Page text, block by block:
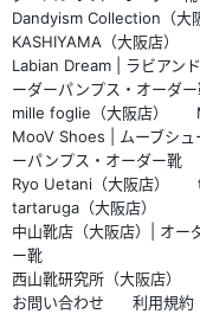
Dandyism Collection（大
KASHIYAMA（大阪店）
Labian Dream | ラビアン
ーダーパンプス・オーダ
mille foglie（大阪店）
MooV Shoes | ムーブシュ
ーパンプス・オーダー靴
Ryo Uetani（大阪店）
tartaruga（大阪店）
中山靴店（大阪店）| オー
ー靴
西山靴研究所（大阪店）
お問い合わせ
利用規約